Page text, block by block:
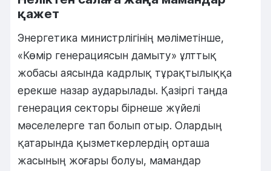
қажет
Энергетика министрлігінің мәліметінше,
«Көмір генерациясын дамыту» ұлттық
жобасы аясында кадрлық тұрақтылыққа
ерекше назар аударылады. Қазіргі таңда
генерация секторы бірнеше жүйелі
мәселелерге тап болып отыр. Олардың
қатарында қызметкерлердің орташа
жасының жоғары болуы, мамандар